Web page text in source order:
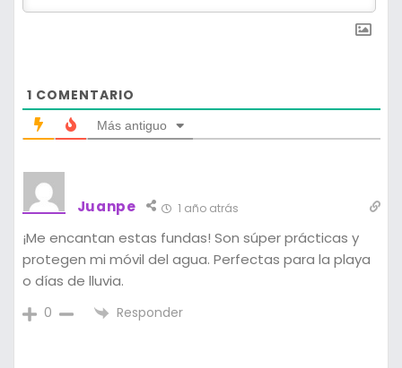
1 COMENTARIO
Más antiguo
Juanpe 1 año atrás
¡Me encantan estas fundas! Son súper prácticas y
protegen mi móvil del agua. Perfectas para la playa
o días de lluvia.
0 Responder